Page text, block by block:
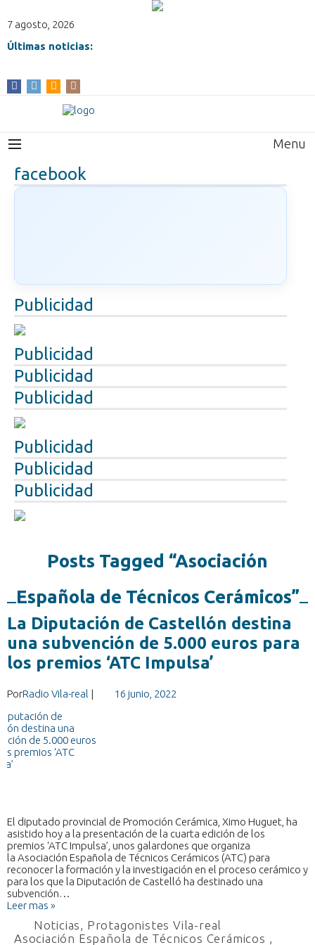
7 agosto, 2026
Últimas noticias:
Menu
facebook
Publicidad
Publicidad
Publicidad
Publicidad
Publicidad
Publicidad
Publicidad
Posts Tagged “Asociación
Española de Técnicos Cerámicos”
La Diputación de Castellón destina
una subvención de 5.000 euros para
los premios ‘ATC Impulsa’
PorRadio Vila-real | 16 junio, 2022
El diputado provincial de Promoción Cerámica, Ximo Huguet, ha
asistido hoy a la presentación de la cuarta edición de los
premios ‘ATC Impulsa’, unos galardones que organiza
la Asociación Española de Técnicos Cerámicos (ATC) para
reconocer la formación y la investigación en el proceso cerámico y
para los que la Diputación de Castelló ha destinado una
subvención…
Leer mas »
Noticias, Protagonistes Vila-real
Asociación Española de Técnicos Cerámicos ,